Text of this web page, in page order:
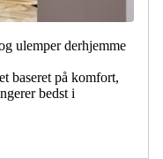
ulemper derhjemme
baseret på komfort,
bedst i